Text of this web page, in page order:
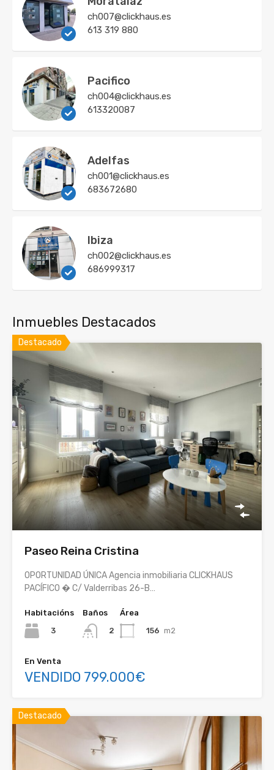
ch007@clickhaus.es
613 319 880
Pacifico
ch004@clickhaus.es
613320087
Adelfas
ch001@clickhaus.es
683672680
Ibiza
ch002@clickhaus.es
686999317
Inmuebles Destacados
Destacado
Paseo Reina Cristina
OPORTUNIDAD ÚNICA Agencia inmobiliaria CLICKHAUS
PACÍFICO � C/ Valderribas 26-B…
Habitacións
3
Baños
2
Área
156 m2
En Venta
VENDIDO 799.000€
Destacado